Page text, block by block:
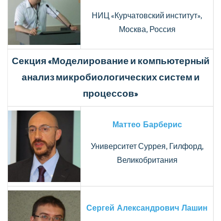
НИЦ «Курчатовский институт»,
Москва, Россия
Секция «Моделирование и компьютерный
анализ микробиологических систем и
процессов»
Маттео Барберис
Университет Суррея, Гилфорд,
Великобритания
Сергей Александрович Лашин